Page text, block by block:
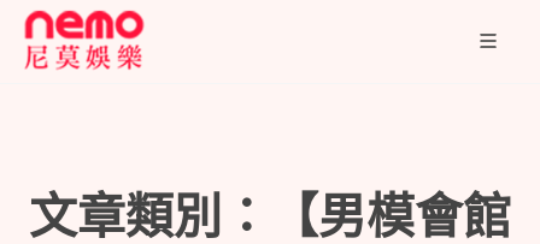
文章類別：【男模會館